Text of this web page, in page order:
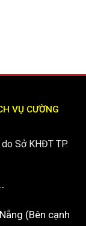
VỤ CƯỜNG
Sở KHĐT TP.
(Bên cạnh